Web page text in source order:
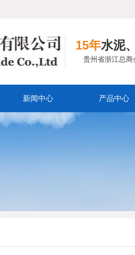
15年水泥
贵州省浙江总
新闻中心 产品中心